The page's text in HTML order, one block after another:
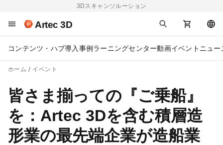
3Dスキャンソルーション
Artec 3D
コンテンツ・ハブ導入事例 ラーニングセンター動画イベント ニュー
ホーム イベント
皆さま揃っての『ご乗船』
を：Artec 3Dを含む積層造
形業の最先端企業が造船業